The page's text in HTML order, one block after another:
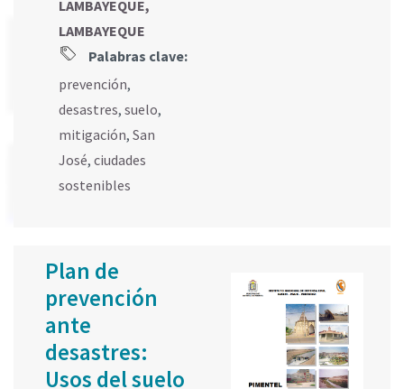
LAMBAYEQUE,
LAMBAYEQUE
Palabras clave:
prevención,
desastres, suelo,
mitigación, San
José, ciudades
sostenibles
Plan de
prevención
ante
desastres:
Usos del suelo